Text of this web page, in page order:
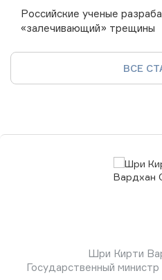
Российские ученые
«залечивающий» трещины
ВСЕ
Шри Кирти
Государственный